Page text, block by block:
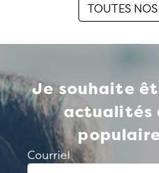
TOUTES
Je souhaite
actualités
Courriel